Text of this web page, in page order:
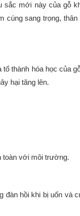
sắc mới này của gỗ
cúng sang trọng,
thành hóa học của
hại tăng lên.
toàn với môi trường.
đàn hồi khi bị uốn và